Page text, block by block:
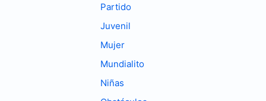
Partido
Juvenil
Mujer
Mundialito
Niñas